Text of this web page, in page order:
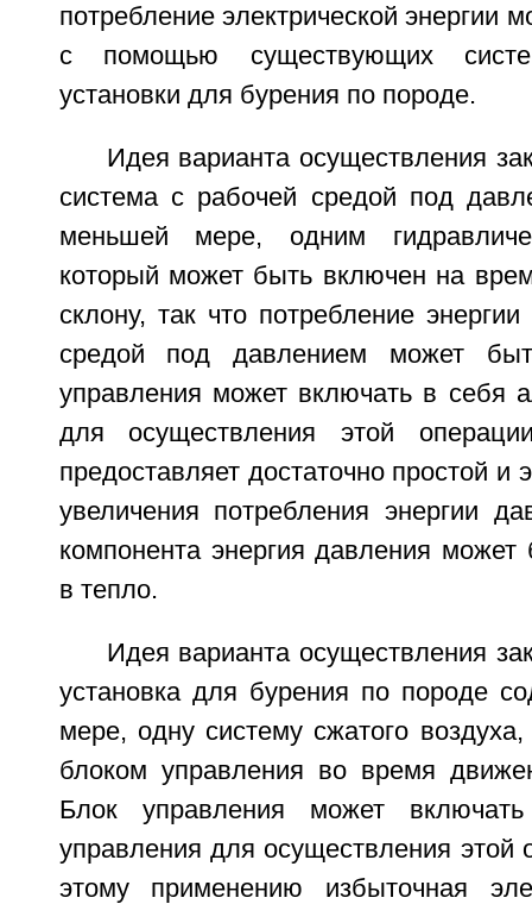
потребление электрической энергии
с помощью существующих
установки для бурения по породе.
Идея варианта осуществления
система с рабочей средой под
меньшей мере, одним
который может быть включен на
склону, так что потребление
средой под давлением может
управления может включать в себя
для осуществления этой
предоставляет достаточно простой
увеличения потребления энергии
компонента энергия давления может
в тепло.
Идея варианта осуществления
установка для бурения по породе
мере, одну систему сжатого
блоком управления во время
Блок управления может
управления для осуществления этой
этому применению избыточная